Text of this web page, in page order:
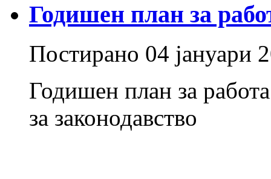
Годишен план за
Постирано 04 јануари
Годишен план за
за законодавство